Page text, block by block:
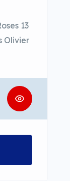
13
Olivier